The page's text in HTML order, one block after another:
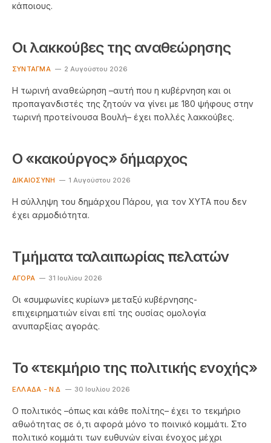
κάποιους.
Οι λακκούβες της αναθεώρησης
ΣΎΝΤΑΓΜΑ 2 Αυγούστου 2026
Η τωρινή αναθεώρηση –αυτή που η κυβέρνηση και οι
προπαγανδιστές της ζητούν να γίνει με 180 ψήφους στην
τωρινή προτείνουσα Βουλή– έχει πολλές λακκούβες.
Ο «κακούργος» δήμαρχος
ΔΙΚΑΙΟΣΎΝΗ 1 Αυγούστου 2026
Η σύλληψη του δημάρχου Πάρου, για τον ΧΥΤΑ που δεν
έχει αρμοδιότητα.
Τμήματα ταλαιπωρίας πελατών
ΑΓΟΡΆ 31 Ιουλίου 2026
Οι «συμφωνίες κυρίων» μεταξύ κυβέρνησης-
επιχειρηματιών είναι επί της ουσίας ομολογία
ανυπαρξίας αγοράς.
Το «τεκμήριο της πολιτικής ενοχής»
ΕΛΛΆΔΑ - Ν.Δ 30 Ιουλίου 2026
Ο πολιτικός –όπως και κάθε πολίτης– έχει το τεκμήριο
αθωότητας σε ό,τι αφορά μόνο το ποινικό κομμάτι. Στο
πολιτικό κομμάτι των ευθυνών είναι ένοχος μέχρι